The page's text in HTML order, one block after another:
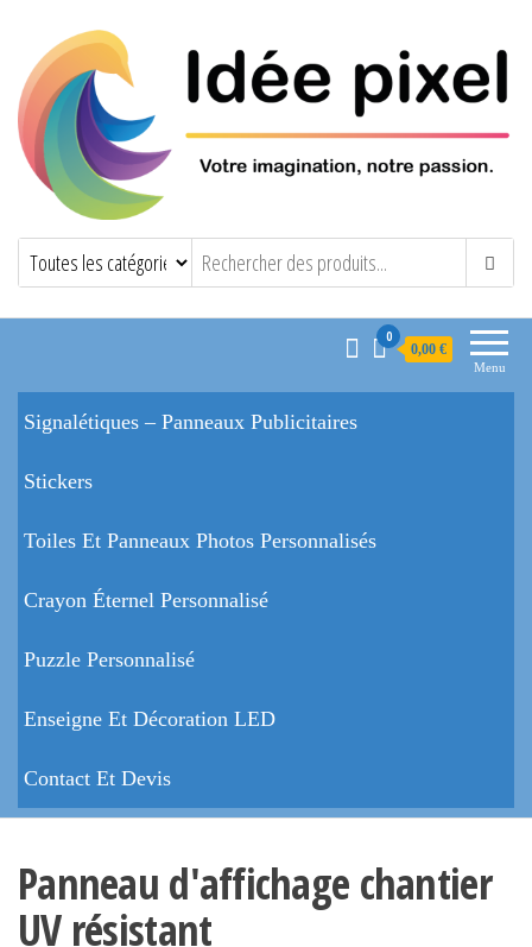
Menu
0
0,00 €
Signalétiques – Panneaux Publicitaires
Stickers
Toiles Et Panneaux Photos Personnalisés
Crayon Éternel Personnalisé
Puzzle Personnalisé
Enseigne Et Décoration LED
Contact Et Devis
Panneau d'affichage chantier
UV résistant